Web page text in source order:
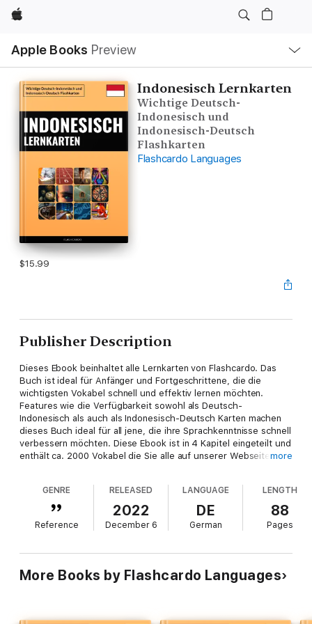
Apple
Apple Books Preview
Nav
Open
Menu
Indonesisch Lernkarten
Wichtige Deutsch-
Indonesisch und
Indonesisch-Deutsch
Flashkarten
Flashcardo Languages
$15.99
Publisher Description
Dieses Ebook beinhaltet alle Lernkarten von Flashcardo. Das
Buch ist ideal für Anfänger und Fortgeschrittene, die die
wichtigsten Vokabel schnell und effektiv lernen möchten.
Features wie die Verfügbarkeit sowohl als Deutsch-
Indonesisch als auch als Indonesisch-Deutsch Karten machen
dieses Buch ideal für all jene, die ihre Sprachkenntnisse schnell
verbessern möchten. Diese Ebook ist in 4 Kapitel eingeteilt und
enthält ca. 2000 Vokabel die Sie alle auf unserer Webseite
gewohnt durch das Buch durcharbeiten, können Sie dieses
Ebook wie einen Stapel mit Lernkarten verwenden. Die
angesprochenen 4 Kapitel sind in 2 Teile eingeteilt. In Teil 1
können Sie Vokabel von Deutsch nach Indonesisch lernen
(Kapitel 3 und 4). Innerhalb der beiden Teile sind die Vokabel im
jeweils ersten Kapitel nach Themengebiet geordnet. Im zweiten
Kapitel wiederum können Sie 1000 der wichtigsten Vokabel
Verben, etc.). Weniger wichtige Wörter lernen Sie später.
more
GENRE
Reference
RELEASED
2022
December 6
LANGUAGE
DE
German
LENGTH
88
Pages
More Books by Flashcardo Languages